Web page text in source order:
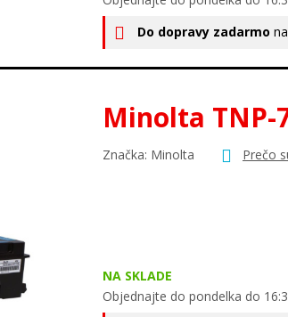
Do dopravy zadarmo
Minolta TNP-
Značka: Minolta Prečo
NA SKLADE
Objednajte do pondelka do